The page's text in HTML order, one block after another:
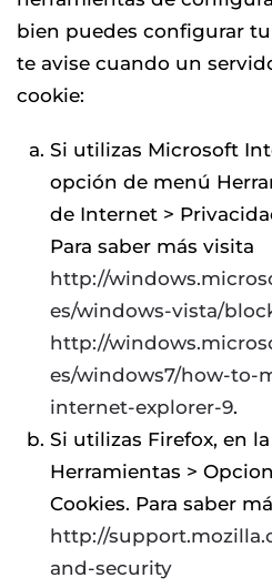
bien puedes configurar
te avise cuando un
cookie:
Si utilizas Microsoft
opción de menú
de Internet >
Para saber más visita
http://
es/windows-vista/
http://
es/windows7/how-to-
internet-explorer-9.
Si utilizas Firefox, en
Herramientas >
Cookies. Para saber
http://
and-security